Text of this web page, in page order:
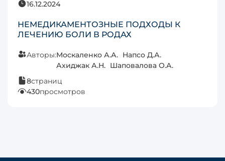
16.12.2024
НЕМЕДИКАМЕНТОЗНЫЕ ПОДХОДЫ К
ЛЕЧЕНИЮ БОЛИ В РОДАХ
Авторы:Москаленко А.А. Напсо Д.А.
Ахиджак А.Н. Шаповалова О.А.
8страниц
430просмотров